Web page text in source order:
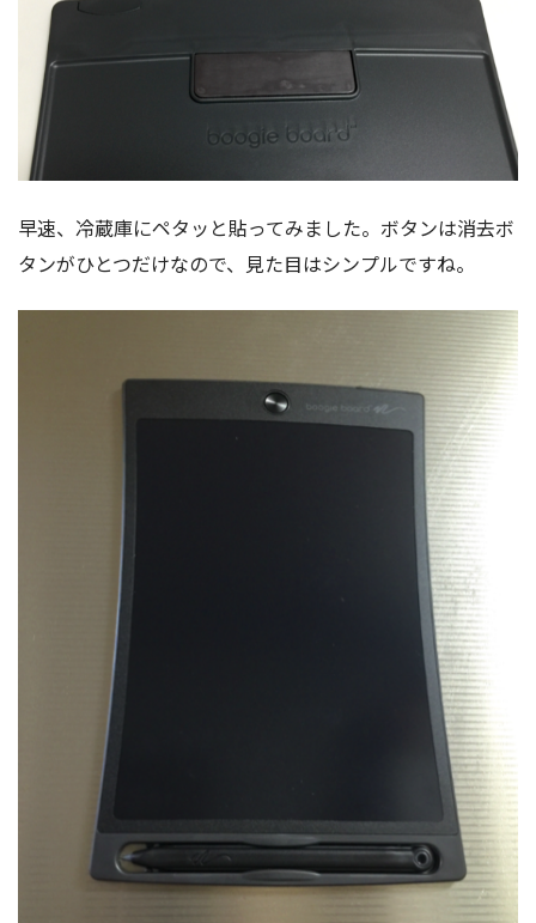
早速、冷蔵庫にペタッと貼ってみました。ボタンは消去ボ
タンがひとつだけなので、見た目はシンプルですね。